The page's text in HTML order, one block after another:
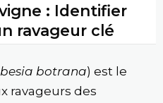
: Identifier
ravageur clé
botrana) est le
ravageurs des